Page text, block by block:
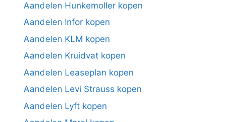
Aandelen Hunkemoller kopen
Aandelen Infor kopen
Aandelen KLM kopen
Aandelen Kruidvat kopen
Aandelen Leaseplan kopen
Aandelen Levi Strauss kopen
Aandelen Lyft kopen